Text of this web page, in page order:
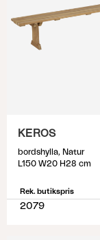
KEROS
bordshylla, Natur
L150 W20 H28 cm
Rek. butikspris
2079